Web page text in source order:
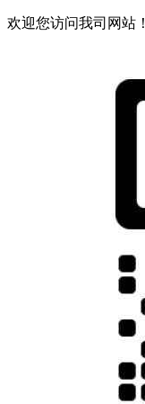
欢迎您访问我司网站！